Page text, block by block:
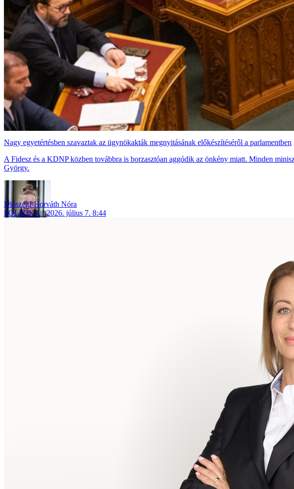
Nagy egyetértésben szavaztak az ügynökakták megnyitásának előkészítéséről a parlamentben
A Fidesz és a KDNP közben továbbra is borzasztóan aggódik az önkény miatt. Minden
György.
Diószegi-Horváth Nóra
POLITIKA
2026. július 7. 8:44